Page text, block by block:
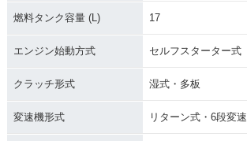
燃料タンク容量 (L) 17
エンジン始動方式 セルフスターター式
クラッチ形式 湿式・多板
変速機形式 リターン式・6段変速